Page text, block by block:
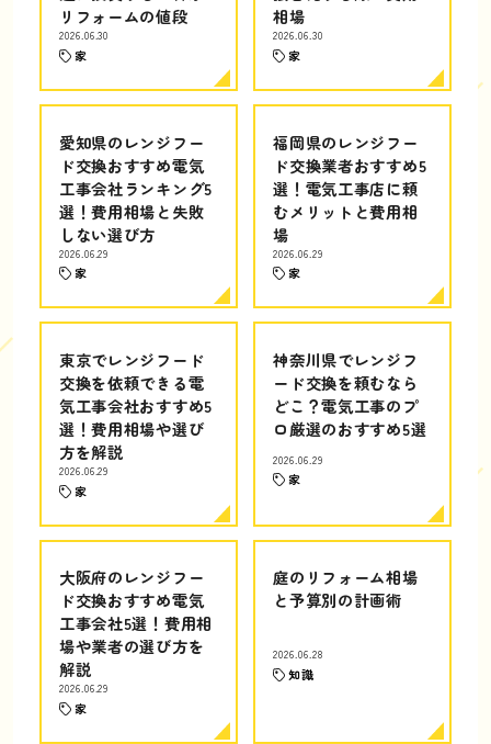
リフォームの値段
2026.06.30
家
相場
2026.06.30
家
愛知県のレンジフー
ド交換おすすめ電気
工事会社ランキング5
選！費用相場と失敗
しない選び方
2026.06.29
家
福岡県のレンジフー
ド交換業者おすすめ5
選！電気工事店に頼
むメリットと費用相
場
2026.06.29
家
東京でレンジフード
交換を依頼できる電
気工事会社おすすめ5
選！費用相場や選び
方を解説
2026.06.29
家
神奈川県でレンジフ
ード交換を頼むなら
どこ？電気工事のプ
ロ厳選のおすすめ5選
2026.06.29
家
大阪府のレンジフー
ド交換おすすめ電気
工事会社5選！費用相
場や業者の選び方を
解説
2026.06.29
家
庭のリフォーム相場
と予算別の計画術
2026.06.28
知識